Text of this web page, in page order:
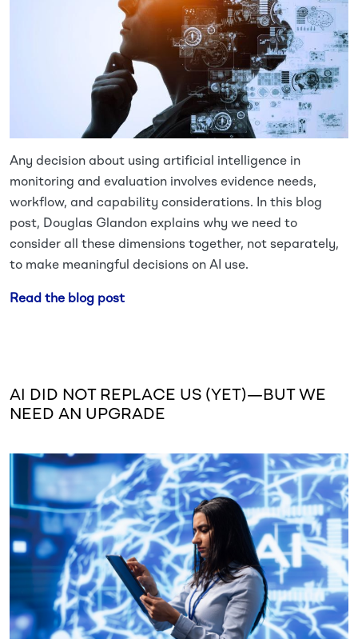
Any decision about using artificial intelligence in
monitoring and evaluation involves evidence needs,
workflow, and capability considerations. In this blog
post, Douglas Glandon explains why we need to
consider all these dimensions together, not separately,
to make meaningful decisions on AI use.
Read the blog post
AI DID NOT REPLACE US (YET)—BUT WE
NEED AN UPGRADE
Imagen